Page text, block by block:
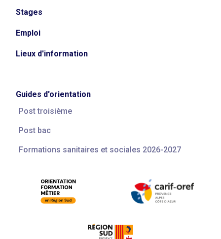
Stages
Emploi
Lieux d'information
Guides d'orientation
Post troisième
Post bac
Formations sanitaires et sociales 2026-2027